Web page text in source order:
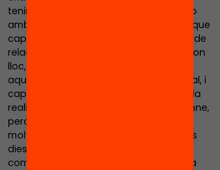
tenint el vincle amb el seu grup classe, o
amb petits grups si cal, però mirant de que
cap alumne es quedi despenjat o aïllat de
relacions durant el confinament. En segon
lloc, l’acompanyament individual en
aquests moments és també fonamental, i
cap tutor pot donar per fet que coneix la
realitat personal i familiar de cada alumne,
perquè aquestes poden haver canviat
molt. Per exemple, si un alumne està uns
dies sense retornar cap tasca o sense
comunicar-se per cap canal, el tutor ha